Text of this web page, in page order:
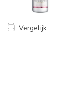
Vergelijk